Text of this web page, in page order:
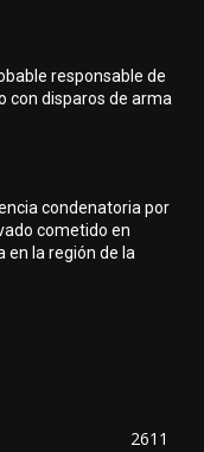
responsable de
con disparos de arma
condenatoria por
cometido en
en la región de la
2611